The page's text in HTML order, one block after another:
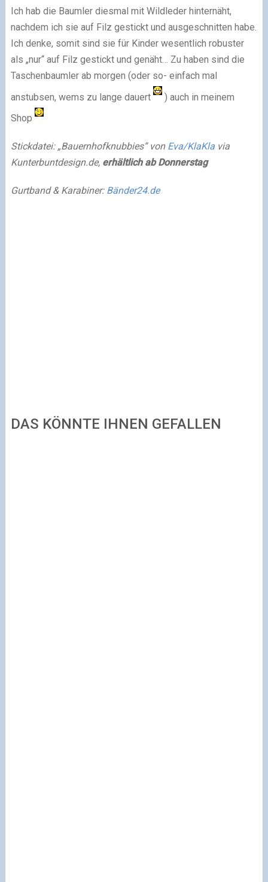
Ich hab die Baumler diesmal mit Wildleder hinternäht,
nachdem ich sie auf Filz gestickt und ausgeschnitten habe.
Ich denke, somit sind sie für Kinder wesentlich robuster
als „nur“ auf Filz gestickt und genäht… Zu haben sind die
Taschenbaumler ab morgen (oder so- einfach mal
anstubsen, wems zu lange dauert
) auch in meinem
Shop
Stickdatei: „Bauernhofknubbies“ von Eva/KlaKlavia
Kunterbuntdesign.de, erhältlich ab Donnerstag
Gurtband & Karabiner: Bänder24.de
DAS KÖNNTE IHNEN GEFALLEN